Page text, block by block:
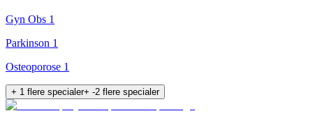
Gyn Obs 1
Parkinson 1
Osteoporose 1
+ 1 flere specialer+ -2 flere specialer